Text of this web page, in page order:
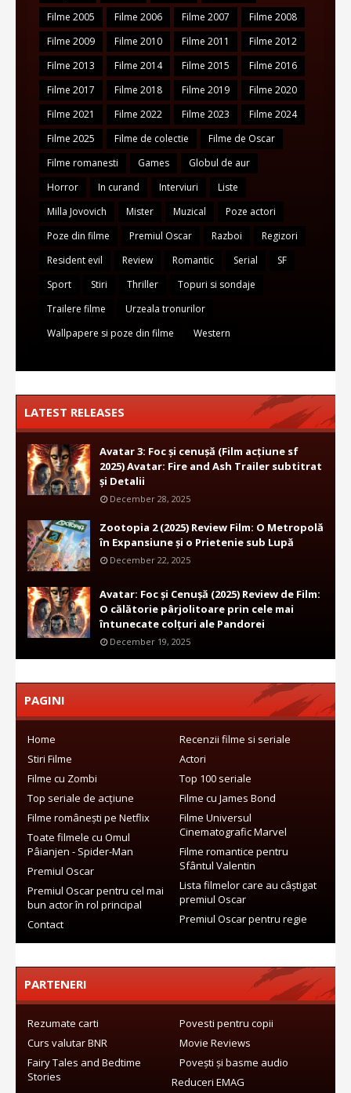
Filme 2005
Filme 2006 Filme 2007
Filme 2008
Filme 2009
Filme 2010 Filme 2011
Filme 2012
Filme 2013
Filme 2014 Filme 2015
Filme 2016
Filme 2017
Filme 2018 Filme 2019
Filme 2020
Filme 2021
Filme 2022 Filme 2023
Filme 2024
Filme 2025
Filme de colectie
Filme de Oscar
Filme romanesti
Games
Globul de aur
Horror
In curand Interviuri
Liste
Milla Jovovich
Mister Muzical
Poze actori
Poze din filme
Premiul Oscar Razboi
Regizori
Resident evil
Review Romantic Serial
SF
Sport
Stiri Thriller
Topuri si sondaje
Trailere filme
Urzeala tronurilor
Wallpapere si poze din filme
Western
LATEST RELEASES
Avatar 3: Foc și cenușă (Film acțiune sf
2025) Avatar: Fire and Ash Trailer subtitrat
și Detalii
December 28, 2025
Zootopia 2 (2025) Review Film: O Metropolă
în Expansiune și o Prietenie sub Lupă
December 22, 2025
Avatar: Foc și Cenușă (2025) Review de Film:
O călătorie pârjolitoare prin cele mai
întunecate colțuri ale Pandorei
December 19, 2025
PAGINI
Home
Recenzii filme si seriale
Stiri Filme
Actori
Filme cu Zombi
Top 100 seriale
Top seriale de acțiune
Filme cu James Bond
Filme românești pe Netflix
Filme Universul
Cinematografic Marvel
Toate filmele cu Omul
Pâianjen - Spider-Man
Filme romantice pentru
Sfântul Valentin
Premiul Oscar
Lista filmelor care au câștigat
premiul Oscar
Premiul Oscar pentru cel mai
bun actor în rol principal
Premiul Oscar pentru regie
Contact
PARTENERI
Rezumate carti
Povesti pentru copii
Curs valutar BNR
Movie Reviews
Fairy Tales and Bedtime
Stories
Povești și basme audio
Reduceri EMAG